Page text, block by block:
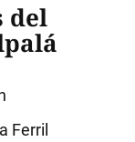
del
Ferril